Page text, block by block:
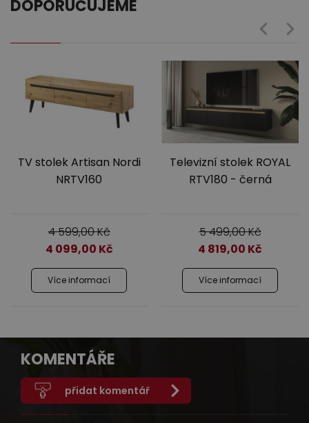
DOPORUČUJEME
TV stolek Artisan Nordi
NRTV160
4 599,00Kč
4 099,00 Kč
Více informací
Televizní stolek ROYAL
RTV180 - černá
5 499,00Kč
4 819,00 Kč
Více informací
KOMENTÁŘE
přidat komentář